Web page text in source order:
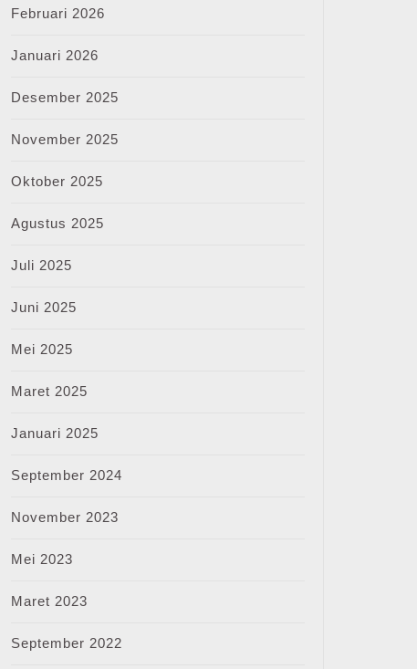
Februari 2026
Januari 2026
Desember 2025
November 2025
Oktober 2025
Agustus 2025
Juli 2025
Juni 2025
Mei 2025
Maret 2025
Januari 2025
September 2024
November 2023
Mei 2023
Maret 2023
September 2022